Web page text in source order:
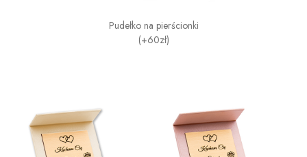
Pudełko na pierścionki
(+60zł)